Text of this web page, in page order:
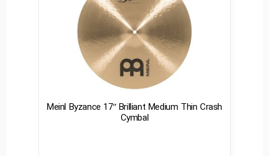
Meinl Byzance 17″ Brilliant Medium Thin Crash
Cymbal